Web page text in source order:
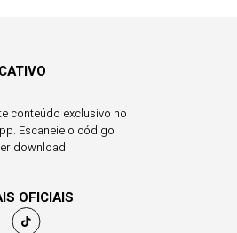
conteúdo exclusivo no
Escaneie o código
download
OFICIAIS